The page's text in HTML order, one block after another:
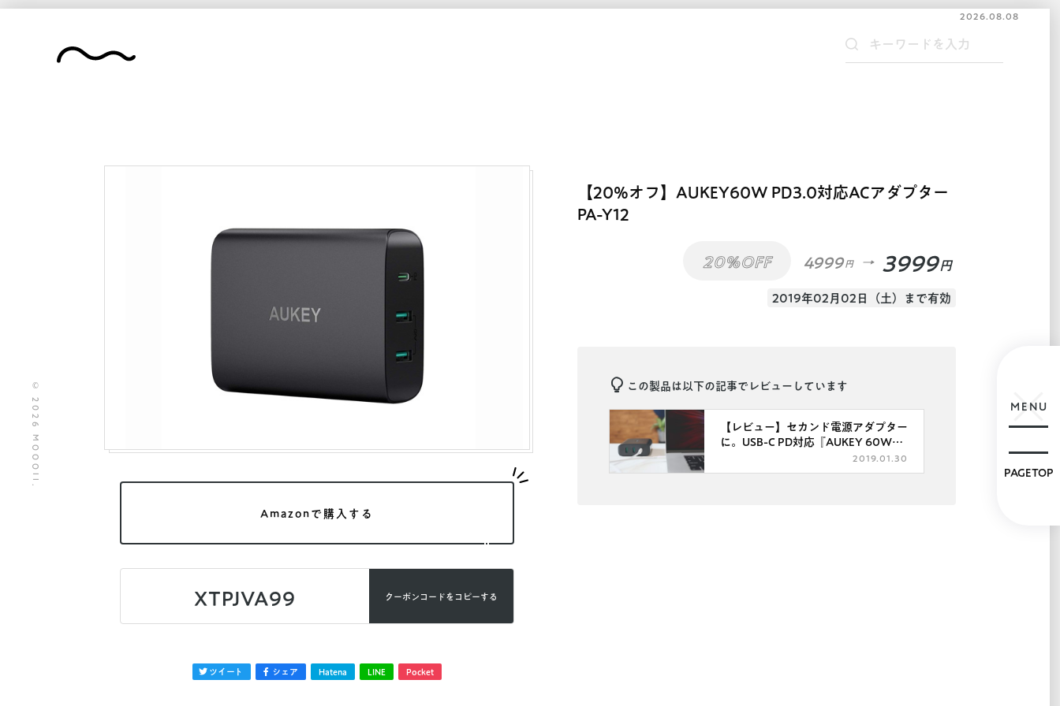
2026.08.08
Amazonで購入する
XTPJVA99 クーポンコードを コピーする
ツイート シェア Hatena LINE Pocket
【20%オフ】AUKEY60W PD3.0対応ACアダプター
PA-Y12
20%OFF 4999 円 3999 円
2019年02月02日（土）まで有効
この製品は以下の記事でレビューしています
【レビュー】セカンド電源アダプター
に。USB-C PD対応『AUKEY 60W
USB ACアダプター PA-Y12』2019.01.30
© 2026 MOOOII. MENU
PAGETOP